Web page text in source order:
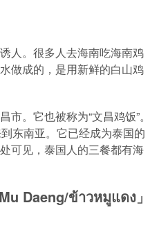
人。很多人去海南吃海南鸡
做成的，是用新鲜的白山鸡
。它也被称为“文昌鸡饭”。
东南亚。它已经成为泰国的
可见，泰国人的三餐都有海
Daeng/ข้าวหมูแดง」